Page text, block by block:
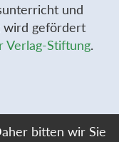
und
wird gefördert
Verlag-Stiftung.
bitten wir Sie